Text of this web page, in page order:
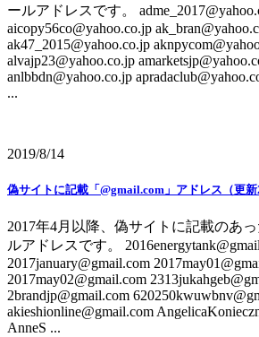
ールアドレスです。
aicopy56co@yahoo.co.jp
ak47_2015@yahoo.co.jp
alvajp23@yahoo.co.jp
anlbbdn@yahoo.co.jp
...
2019/8/14
偽サイトに記載「@gmail.com」アドレス（更新
2017年4月以降、偽サイトに記載のあ
ルアドレスです。
2017january@gmail.com
2017may02@gmail.com
2brandjp@gmail.com
akieshionline@gmail.com
AnneS ...